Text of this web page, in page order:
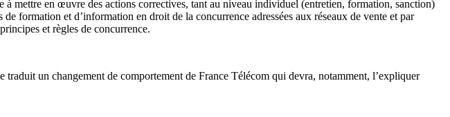
à mettre en œuvre des actions correctives, tant au niveau individuel (entretien, formation, sanction)
formation et d’information en droit de la concurrence adressées aux réseaux de vente et par
et règles de concurrence.
un changement de comportement de France Télécom qui devra, notamment, l’expliquer